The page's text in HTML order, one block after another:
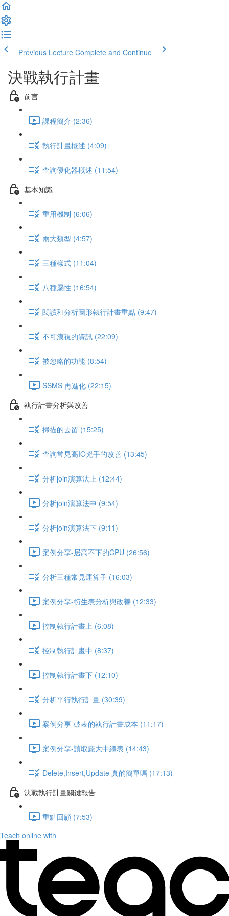
Previous Lecture Complete and Continue
決戰執行計畫
前言
課程簡介 (2:36)
執行計畫概述 (4:09)
查詢優化器概述 (11:54)
基本知識
重用機制 (6:06)
兩大類型 (4:57)
三種樣式 (11:04)
八種屬性 (16:54)
閱讀和分析圖形執行計畫重點 (9:47)
不可漠視的資訊 (22:09)
被忽略的功能 (8:54)
SSMS 再進化 (22:15)
執行計畫分析與改善
掃描的去留 (15:25)
查詢常見高IO兇手的改善 (13:45)
分析join演算法上 (12:44)
分析join演算法中 (9:54)
分析join演算法下 (9:11)
案例分享-居高不下的CPU (26:56)
分析三種常見運算子 (16:03)
案例分享-衍生表分析與改善 (12:33)
控制執行計畫上 (6:08)
控制執行計畫中 (8:37)
控制執行計畫下 (12:10)
分析平行執行計畫 (30:39)
案例分享-破表的執行計畫成本 (11:17)
案例分享-讀取龐大中繼表 (14:43)
Delete,Insert,Update 真的簡單嗎 (17:13)
決戰執行計畫關鍵報告
重點回顧 (7:53)
Teach online with